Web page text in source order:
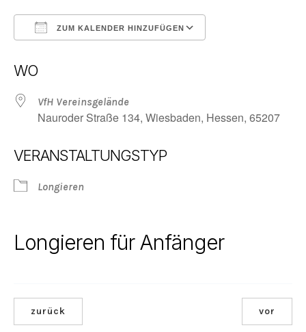
ZUM KALENDER HINZUFÜGEN
WO
VfH Vereinsgelände
Nauroder Straße 134, Wiesbaden, Hessen, 65207
VERANSTALTUNGSTYP
Longieren
Longieren für Anfänger
zurück vor